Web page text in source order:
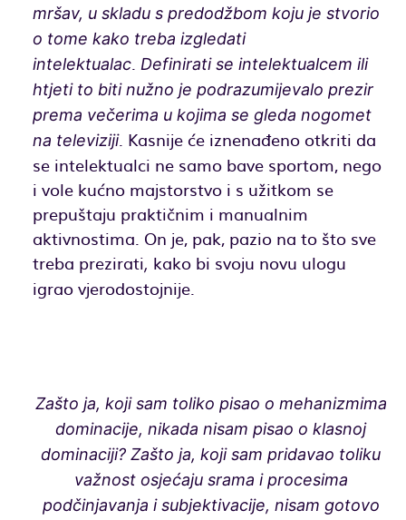
mršav, u skladu s predodžbom koju je stvorio
o tome kako treba izgledati
intelektualac. Definirati se intelektualcem ili
htjeti to biti nužno je podrazumijevalo prezir
prema večerima u kojima se gleda nogomet
na televiziji. Kasnije će iznenađeno otkriti da
se intelektualci ne samo bave sportom, nego
i vole kućno majstorstvo i s užitkom se
prepuštaju praktičnim i manualnim
aktivnostima. On je, pak, pazio na to što sve
treba prezirati, kako bi svoju novu ulogu
igrao vjerodostojnije.
Zašto ja, koji sam toliko pisao o mehanizmima
dominacije, nikada nisam pisao o klasnoj
dominaciji? Zašto ja, koji sam pridavao toliku
važnost osjećaju srama i procesima
podčinjavanja i subjektivacije, nisam gotovo